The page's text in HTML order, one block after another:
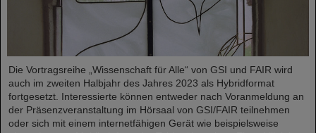
Die Vortragsreihe „Wissenschaft für Alle“ von GSI und FAIR wird
auch im zweiten Halbjahr des Jahres 2023 als Hybridformat
fortgesetzt. Interessierte können entweder nach Voranmeldung an
der Präsenzveranstaltung im Hörsaal von GSI/FAIR teilnehmen
oder sich mit einem internetfähigen Gerät wie beispielsweise